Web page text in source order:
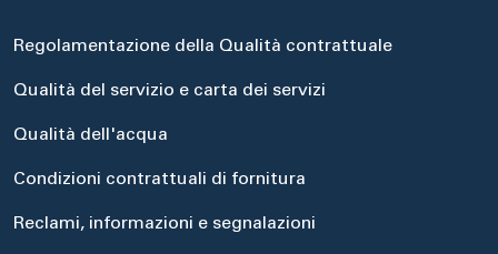
Regolamentazione della Qualità contrattuale
Qualità del servizio e carta dei servizi
Qualità dell'acqua
Condizioni contrattuali di fornitura
Reclami, informazioni e segnalazioni